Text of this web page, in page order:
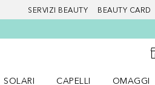
SERVIZI BEAUTY BEAUTY CARD
SOLARI
CAPELLI
OMAGGI